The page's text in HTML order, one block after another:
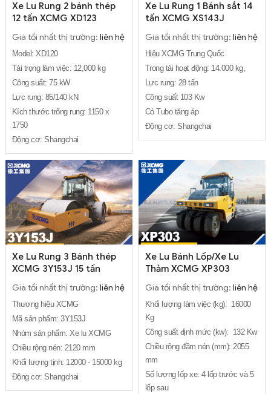
Xe Lu Rung 2 bánh thép
12 tấn XCMG XD123
Giá tối nhất thị trường: liên hệ
Model: XD120
Tải trọng làm việc: 12,000 kg
Công suất: 75 kW
Lực rung: 85/140 kN
Kích thước trống rung: 1150 x
1750
Động cơ: Shangchai
Xe Lu Rung 1 Bánh sắt 14
tấn XCMG XS143J
Giá tối nhất thị trường: liên hệ
Hiệu XCMG Trung Quốc
Trong tải hoạt động: 14.000 kg,
Lực rung: 28 tấn
Công suất 103 Kw
Có Tubo tăng áp
Động cơ: Shangchai
Xe Lu Rung 3 Bánh thép
XCMG 3Y153J 15 tấn
Giá tối nhất thị trường: liên hệ
Thương hiệu XCMG
Mã sản phẩm: 3Y153J
Nhóm sản phẩm: Xe lu XCMG
Chiều rộng nén: 2120 mm
Khối lượng tịnh: 12000 - 15000 kg
Động cơ: Shangchai
Xe Lu Bánh Lốp/Xe Lu
Thảm XCMG XP303
Giá tối nhất thị trường: liên hệ
Khối lượng làm việc (kg): 16000
Kg
Công suất định mức (kw): 132 Kw
Chiều rộng đầm nén (mm): 2055
mm
Số lượng lốp xe: 4 lốp trước và 5
lốp sau